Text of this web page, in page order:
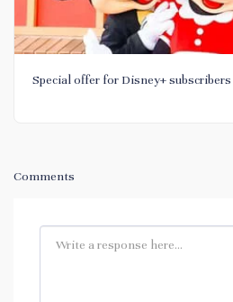
Special offer for Disney+ subscribers
Comments